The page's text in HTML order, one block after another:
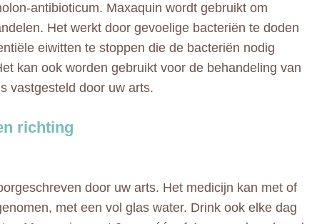
antibioticum. Maxaquin wordt gebruikt om
Het werkt door gevoelige bacteriën te doden
eiwitten te stoppen die de bacteriën nodig
kan ook worden gebruikt voor de behandeling van
vastgesteld door uw arts.
richting
door uw arts. Het medicijn kan met of
met een vol glas water. Drink ook elke dag